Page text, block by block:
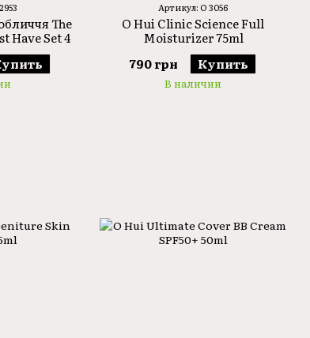
The
Have Set 4
Артикул: O 3056
O Hui Clinic Science Full
Moisturizer 75ml
790 грн
Купить
В наличии